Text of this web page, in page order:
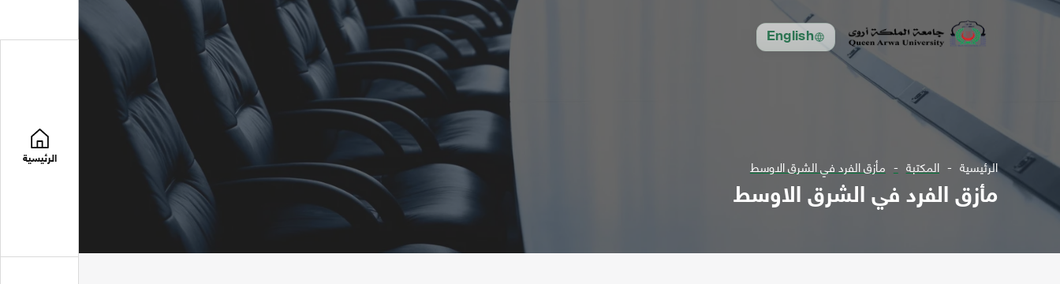
English
الرئيسية الرئيسية المكتبة مأزق الفرد في الشرق الاوسط
مأزق الفرد في الشرق الاوسط